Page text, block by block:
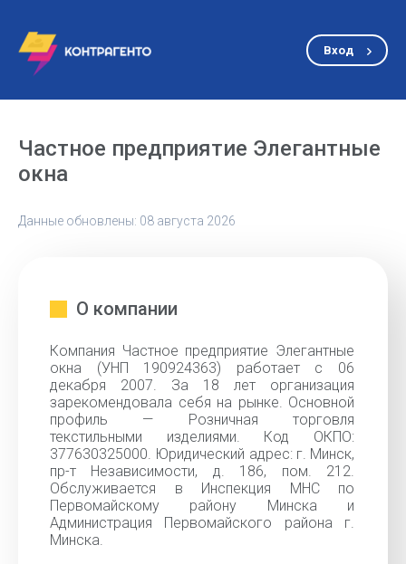
Вход
Частное предприятие Элегантные
окна
Данные обновлены: 08 августа 2026
О компании
Компания Частное предприятие Элегантные
окна (УНП 190924363) работает с 06
декабря 2007. За 18 лет организация
зарекомендовала себя на рынке. Основной
профиль — Розничная торговля
текстильными изделиями. Код ОКПО:
377630325000. Юридический адрес: г. Минск,
пр-т Независимости, д. 186, пом. 212.
Обслуживается в Инспекция МНС по
Первомайскому району Минска и
Администрация Первомайского района г.
Минска.